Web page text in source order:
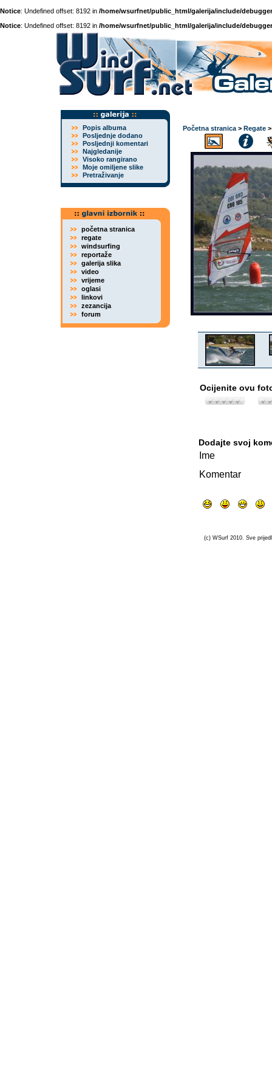
Notice: Undefined offset: 8192 in /home/wsurfnet/public_html/galerija/include/
Notice: Undefined offset: 8192 in /home/wsurfnet/public_html/galerija/include/
Popis albuma
Posljednje dodano
Posljednji komentari
Najgledanije
Visoko rangirano
Moje omiljene slike
Pretraživanje
početna stranica
regate
windsurfing
reportaže
galerija slika
video
vrijeme
oglasi
linkovi
zezancija
forum
Početna stranica > Regate
Ocijenite ovu
Dodajte svoj
Ime
Komentar
(c) WSurf 2010. Sve